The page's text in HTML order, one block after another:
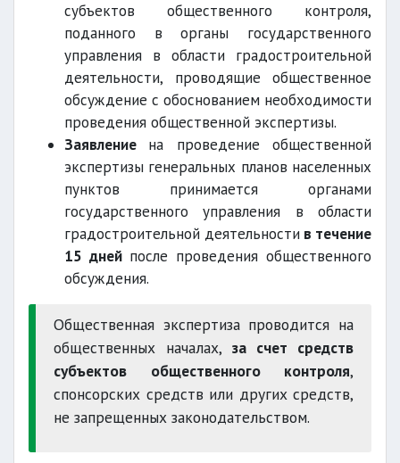
субъектов общественного контроля,
поданного в органы государственного
управления в области градостроительной
деятельности, проводящие общественное
обсуждение с обоснованием необходимости
проведения общественной экспертизы.
Заявление на проведение общественной
экспертизы генеральных планов населенных
пунктов принимается органами
государственного управления в области
градостроительной деятельности в течение
15 дней после проведения общественного
обсуждения.
Общественная экспертиза проводится на
общественных началах, за счет средств
субъектов общественного контроля,
спонсорских средств или других средств,
не запрещенных законодательством.